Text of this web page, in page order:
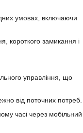
умовах, включаючи
короткого замикання і
управління, що
від поточних потреб.
часі через мобільний